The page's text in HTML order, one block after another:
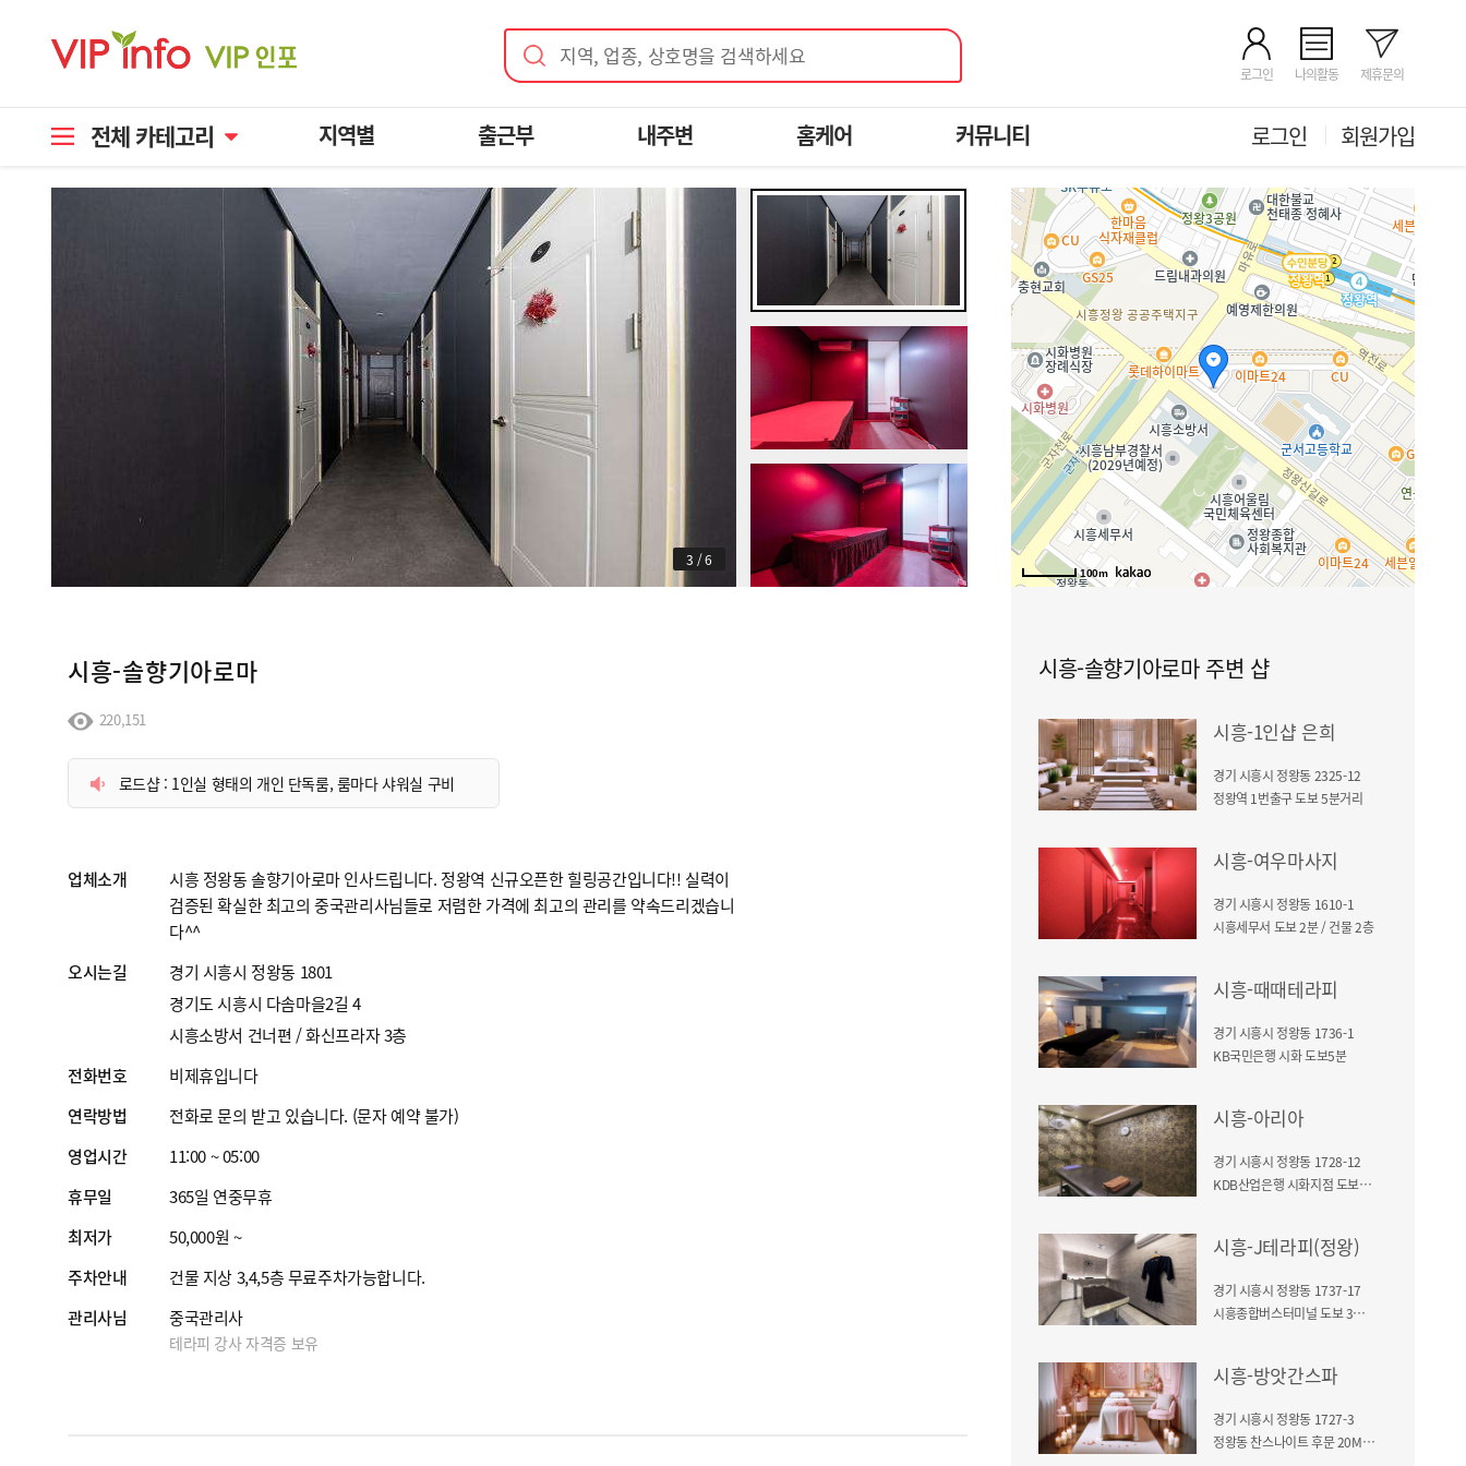
지역, 업종, 상호명을 검색하세요
로그인 나의활동 제휴문의
전체 카테고리 지역별 출근부 내주변 홈케어 커뮤니티 로그인 회원가입
3 /6
시흥-솔향기아로마
220,151
로드샵 : 1인실 형태의 개인 단독룸, 룸마다 샤워실 구비
업체소개
시흥 정왕동 솔향기아로마 인사드립니다. 정왕역 신규오픈한 힐링공간입니다!! 실력이
검증된 확실한 최고의 중국관리사님들로 저렴한 가격에 최고의 관리를 약속드리겠습니
다^^
오시는길
경기 시흥시 정왕동 1801
경기도 시흥시 다솜마을2길 4
시흥소방서 건너편 / 화신프라자 3층
전화번호
비제휴입니다
연락방법
전화로 문의 받고 있습니다. (문자 예약 불가)
영업시간
11:00 ~ 05:00
휴무일
365일 연중무휴
최저가
50,000원 ~
주차안내
건물 지상 3,4,5층 무료주차가능합니다.
관리사님
중국관리사
테라피 강사 자격증 보유
100m
시흥-솔향기아로마 주변 샵
시흥-1인샵 은희
경기 시흥시 정왕동 2325-12
정왕역 1번출구 도보 5분거리
시흥-여우마사지
경기 시흥시 정왕동 1610-1
시흥세무서 도보 2분 / 건물 2층
시흥-때때테라피
경기 시흥시 정왕동 1736-1
KB국민은행 시화 도보5분
시흥-아리아
경기 시흥시 정왕동 1728-12
KDB산업은행 시화지점 도보1분 / 건물2층
시흥-J테라피(정왕)
경기 시흥시 정왕동 1737-17
시흥종합버스터미널 도보 3분 / 센터프라자 3층
시흥-방앗간스파
경기 시흥시 정왕동 1727-3
정왕동 찬스나이트 후문 20M거리